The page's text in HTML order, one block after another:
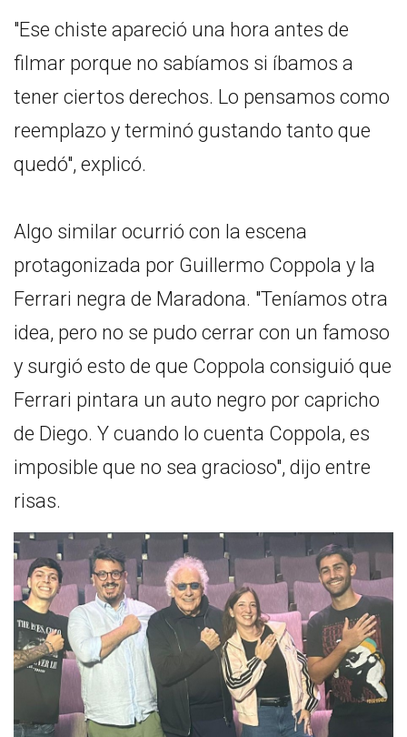
"Ese chiste apareció una hora antes de
filmar porque no sabíamos si íbamos a
tener ciertos derechos. Lo pensamos como
reemplazo y terminó gustando tanto que
quedó", explicó.
Algo similar ocurrió con la escena
protagonizada por Guillermo Coppola y la
Ferrari negra de Maradona. "Teníamos otra
idea, pero no se pudo cerrar con un famoso
y surgió esto de que Coppola consiguió que
Ferrari pintara un auto negro por capricho
de Diego. Y cuando lo cuenta Coppola, es
imposible que no sea gracioso", dijo entre
risas.